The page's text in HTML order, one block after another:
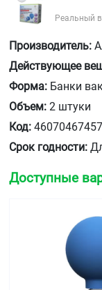
Реальный
Производитель:
Действующее
Форма: Банки
Объем: 2 штуки
Код:
Срок годности:
Доступные